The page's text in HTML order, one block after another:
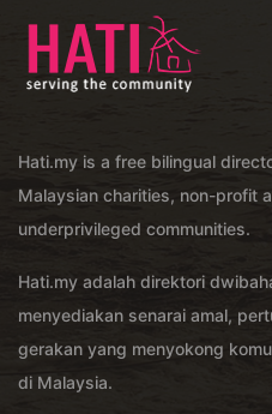
Hati.my is a free bilingual
Malaysian charities, non-profit
underprivileged communities.
Hati.my adalah direktori
menyediakan senarai amal,
gerakan yang menyokong
di Malaysia.